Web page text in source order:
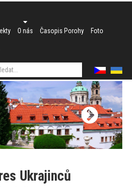
O nás Časopis Porohy Foto
Ukrajinců